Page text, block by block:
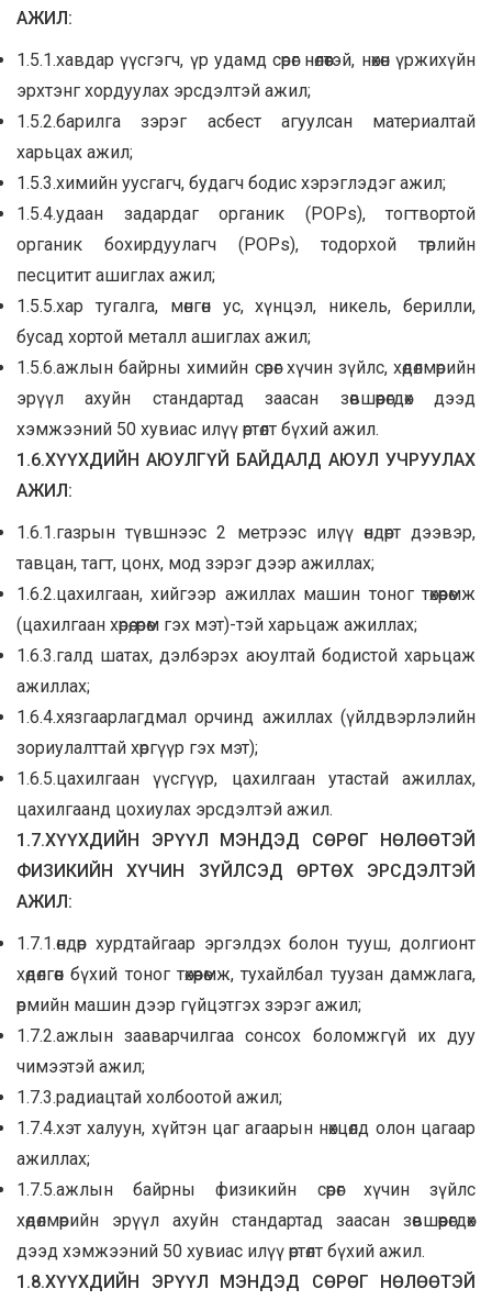
АЖИЛ:
1.5.1.хавдар үүсгэгч, үр удамд сөрөг нөлөөтэй, нөхөн үржихүйн
эрхтэнг хордуулах эрсдэлтэй ажил;
1.5.2.барилга зэрэг асбест агуулсан материалтай
харьцах ажил;
1.5.3.химийн уусгагч, будагч бодис хэрэглэдэг ажил;
1.5.4.удаан задардаг органик (POPs), тогтвортой
органик бохирдуулагч (POPs), тодорхой төрлийн
песцитит ашиглах ажил;
1.5.5.хар тугалга, мөнгөн ус, хүнцэл, никель, берилли,
бусад хортой металл ашиглах ажил;
1.5.6.ажлын байрны химийн сөрөг хүчин зүйлс, хөдөлмөрийн
эрүүл ахуйн стандартад заасан зөвшөөрөгдөх дээд
хэмжээний 50 хувиас илүү өртөлт бүхий ажил.
1.6.ХҮҮХДИЙН АЮУЛГҮЙ БАЙДАЛД АЮУЛ УЧРУУЛАХ
АЖИЛ:
1.6.1.газрын түвшнээс 2 метрээс илүү өндөрт дээвэр,
тавцан, тагт, цонх, мод зэрэг дээр ажиллах;
1.6.2.цахилгаан, хийгээр ажиллах машин тоног төхөөрөмж
(цахилгаан хөрөө, өрөм гэх мэт)-тэй харьцаж ажиллах;
1.6.3.галд шатах, дэлбэрэх аюултай бодистой харьцаж
ажиллах;
1.6.4.хязгаарлагдмал орчинд ажиллах (үйлдвэрлэлийн
зориулалттай хөргүүр гэх мэт);
1.6.5.цахилгаан үүсгүүр, цахилгаан утастай ажиллах,
цахилгаанд цохиулах эрсдэлтэй ажил.
1.7.ХҮҮХДИЙН ЭРҮҮЛ МЭНДЭД СӨРӨГ НӨЛӨӨТЭЙ
ФИЗИКИЙН ХҮЧИН ЗҮЙЛСЭД ӨРТӨХ ЭРСДЭЛТЭЙ
АЖИЛ:
1.7.1.өндөр хурдтайгаар эргэлдэх болон тууш, долгионт
хөдөлгөөн бүхий тоног төхөөрөмж, тухайлбал туузан дамжлага,
өрмийн машин дээр гүйцэтгэх зэрэг ажил;
1.7.2.ажлын зааварчилгаа сонсох боломжгүй их дуу
чимээтэй ажил;
1.7.3.радиацтай холбоотой ажил;
1.7.4.хэт халуун, хүйтэн цаг агаарын нөхцөлд олон цагаар
ажиллах;
1.7.5.ажлын байрны физикийн сөрөг хүчин зүйлс
хөдөлмөрийн эрүүл ахуйн стандартад заасан зөвшөөрөгдөх
дээд хэмжээний 50 хувиас илүү өртөлт бүхий ажил.
1.8.ХҮҮХДИЙН ЭРҮҮЛ МЭНДЭД СӨРӨГ НӨЛӨӨТЭЙ